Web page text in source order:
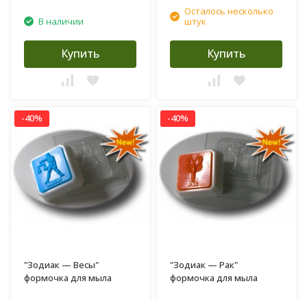
В наличии
Купить
Осталось несколько
штук
Купить
-40%
"Зодиак — Весы"
формочка для мыла
-40%
"Зодиак — Рак"
формочка для мыла